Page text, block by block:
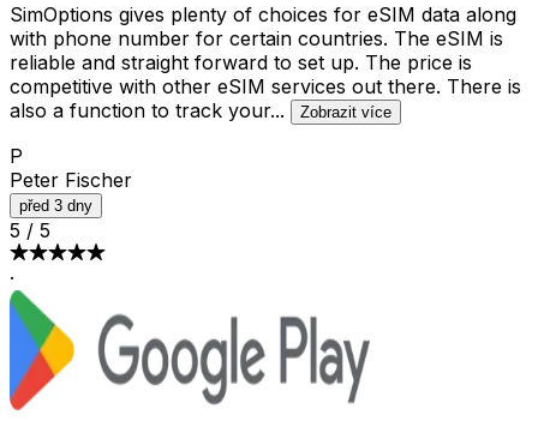
SimOptions gives plenty of choices for eSIM data along
with phone number for certain countries. The eSIM is
reliable and straight forward to set up. The price is
competitive with other eSIM services out there. There is
also a function to track your... Zobrazit více
P
Peter Fischer
před 3 dny
5 / 5
·